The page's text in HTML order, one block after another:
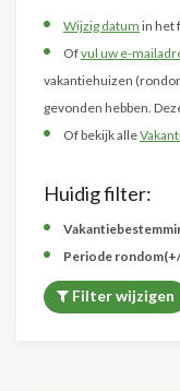
Wijzig datum in het
Ofvul uw e-
vakantiehuizen
gevonden hebben.
Of bekijk alle
Huidig filter:
Periode
Filter wijzigen